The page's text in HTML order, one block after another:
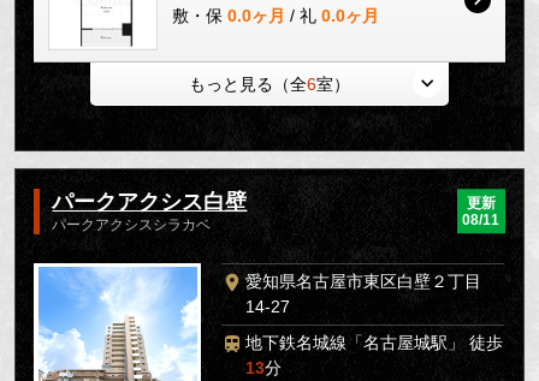
敷・保 0.0ヶ月 / 礼 0.0ヶ月
もっと見る（全6室）
パークアクシス白壁
パークアクシスシラカベ
更新
08/11
愛知県名古屋市東区白壁２丁目
14-27
地下鉄名城線「名古屋城駅」 徒歩
13分